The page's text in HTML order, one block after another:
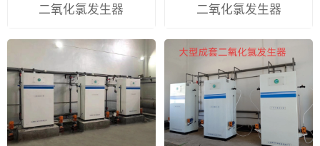
二氧化氯发生器 二氧化氯发生器